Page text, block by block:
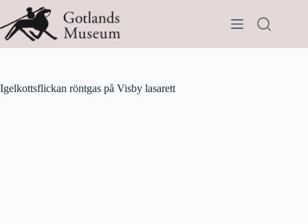
Hoppa
innehåll
Igelkottsflickan röntgas på Visby lasarett